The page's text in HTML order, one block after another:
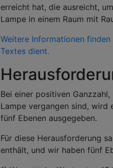
erreicht hat, die ausreicht,
Lampe in einem Raum mit
Weitere Informationen
Textes dient.
Bei einer positiven Ganzzahl,
Lampe vergangen sind, wird
fünf Ebenen ausgegeben.
Für diese Herausforderung
enthält, und wir haben fünf